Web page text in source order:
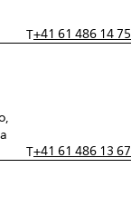
T+41 61 486 14 75
T+41 61 486 13 67